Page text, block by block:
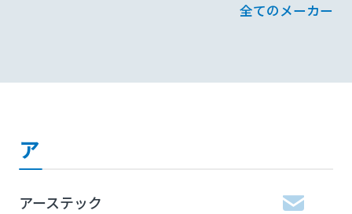
全てのメーカー
ア
アーステック